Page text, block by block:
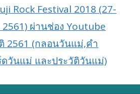
Rock Festival 2018 (27-
ผ่านช่อง Youtube
2561 (กลอนวันแม่,คำ
วันแม่ และประวัติวันแม่)